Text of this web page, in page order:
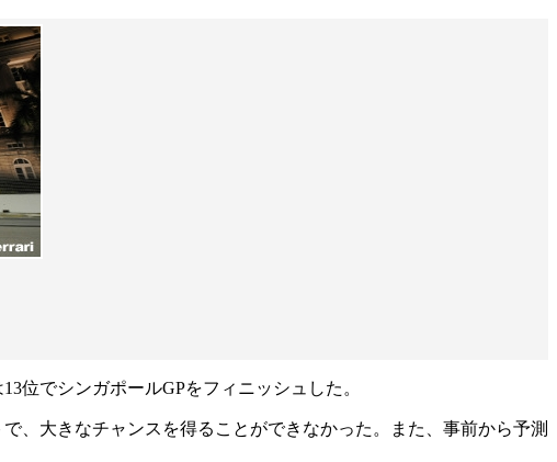
位でシンガポールGPをフィニッシュした。
、大きなチャンスを得ることができなかった。また、事前から予測